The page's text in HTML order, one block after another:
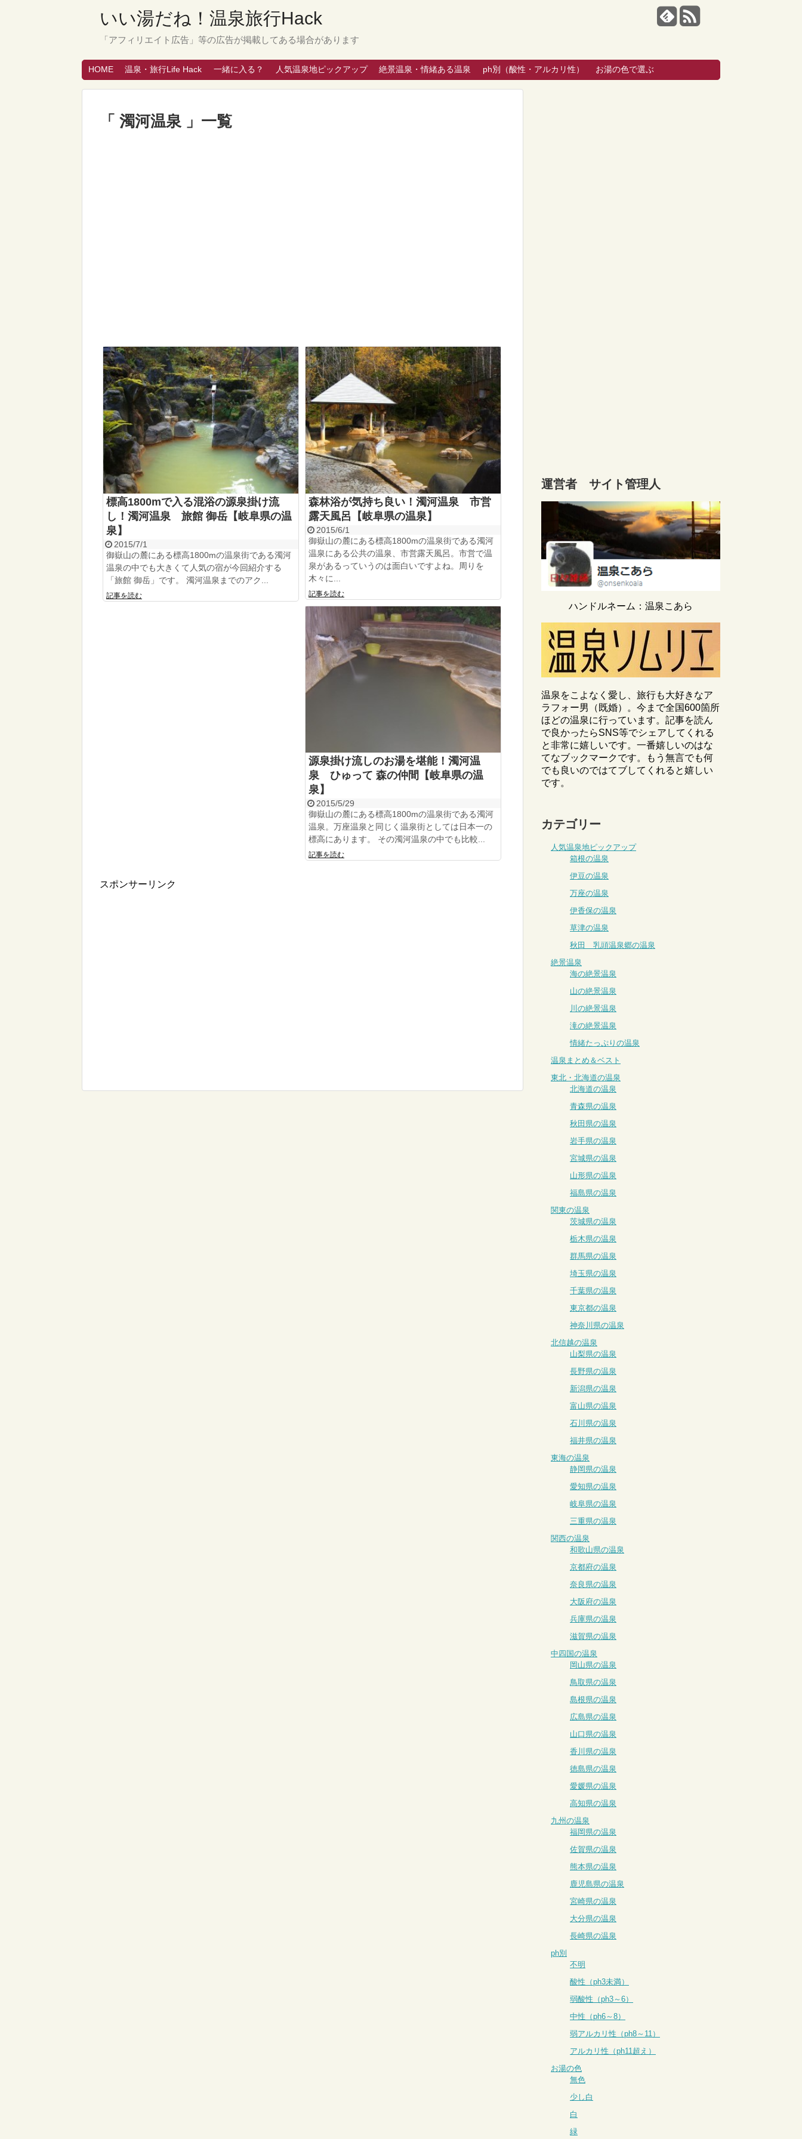
いい湯だね！温泉旅行Hack
「アフィリエイト広告」等の広告が掲載してある場合があります
HOME 温泉・旅行Life Hack 一緒に入る？ 人気温泉地ピックアップ 絶景温泉・情緒ある温泉 ph別（酸性・アルカリ性） お湯の色で選ぶ
「 濁河温泉 」一覧
標高1800mで入る混浴の源泉掛け流
し！濁河温泉 旅館 御岳【岐阜県の温
泉】
2015/7/1
御嶽山の麓にある標高1800mの温泉街である濁河
温泉の中でも大きくて人気の宿が今回紹介する
「旅館 御岳」です。 濁河温泉までのアク...
記事を読む
森林浴が気持ち良い！濁河温泉 市営
露天風呂【岐阜県の温泉】
2015/6/1
御嶽山の麓にある標高1800mの温泉街である濁河
温泉にある公共の温泉、市営露天風呂。市営で温
泉があるっていうのは面白いですよね。周りを
木々に...
記事を読む
源泉掛け流しのお湯を堪能！濁河温
泉 ひゅって 森の仲間【岐阜県の温
泉】
2015/5/29
御嶽山の麓にある標高1800mの温泉街である濁河
温泉。万座温泉と同じく温泉街としては日本一の
標高にあります。 その濁河温泉の中でも比較...
記事を読む
スポンサーリンク
運営者 サイト管理人
ハンドルネーム：温泉こあら
温泉をこよなく愛し、旅行も大好きなア
ラフォー男（既婚）。今まで全国600箇所
ほどの温泉に行っています。記事を読ん
で良かったらSNS等でシェアしてくれる
と非常に嬉しいです。一番嬉しいのはな
てなブックマークです。もう無言でも何
でも良いのではてブしてくれると嬉しい
です。
カテゴリー
人気温泉地ピックアップ
箱根の温泉
伊豆の温泉
万座の温泉
伊香保の温泉
草津の温泉
秋田 乳頭温泉郷の温泉
絶景温泉
海の絶景温泉
山の絶景温泉
川の絶景温泉
滝の絶景温泉
情緒たっぷりの温泉
温泉まとめ＆ベスト
東北・北海道の温泉
北海道の温泉
青森県の温泉
秋田県の温泉
岩手県の温泉
宮城県の温泉
山形県の温泉
福島県の温泉
関東の温泉
茨城県の温泉
栃木県の温泉
群馬県の温泉
埼玉県の温泉
千葉県の温泉
東京都の温泉
神奈川県の温泉
北信越の温泉
山梨県の温泉
長野県の温泉
新潟県の温泉
富山県の温泉
石川県の温泉
福井県の温泉
東海の温泉
静岡県の温泉
愛知県の温泉
岐阜県の温泉
三重県の温泉
関西の温泉
和歌山県の温泉
京都府の温泉
奈良県の温泉
大阪府の温泉
兵庫県の温泉
滋賀県の温泉
中四国の温泉
岡山県の温泉
鳥取県の温泉
島根県の温泉
広島県の温泉
山口県の温泉
香川県の温泉
徳島県の温泉
愛媛県の温泉
高知県の温泉
九州の温泉
福岡県の温泉
佐賀県の温泉
熊本県の温泉
鹿児島県の温泉
宮崎県の温泉
大分県の温泉
長崎県の温泉
ph別
不明
酸性（ph3未満）
弱酸性（ph3～6）
中性（ph6～8）
弱アルカリ性（ph8～11）
アルカリ性（ph11超え）
お湯の色
無色
少し白
白
緑